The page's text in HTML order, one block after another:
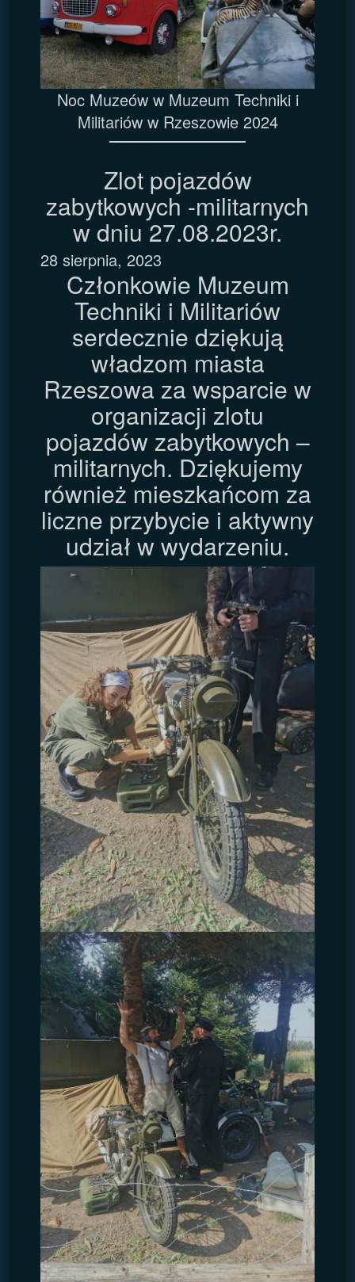
Noc Muzeów w Muzeum Techniki i
Militariów w Rzeszowie 2024
Zlot pojazdów
zabytkowych -militarnych
w dniu 27.08.2023r.
28 sierpnia, 2023
Członkowie Muzeum
Techniki i Militariów
serdecznie dziękują
władzom miasta
Rzeszowa za wsparcie w
organizacji zlotu
pojazdów zabytkowych –
militarnych. Dziękujemy
również mieszkańcom za
liczne przybycie i aktywny
udział w wydarzeniu.